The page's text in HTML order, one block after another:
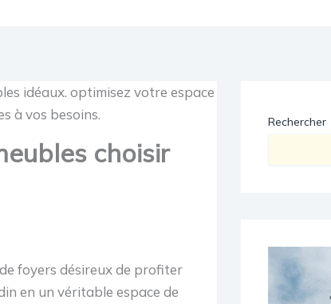
choisir
foyers désireux de profiter
en un véritable espace de
Rechercher